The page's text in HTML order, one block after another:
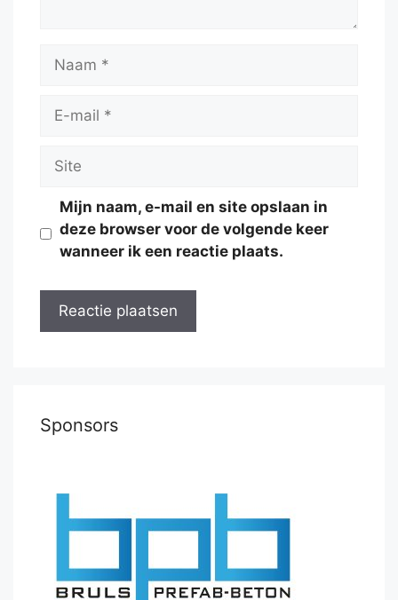
Naam
Site
Mijn naam, e-mail en site opslaan in
deze browser voor de volgende keer
wanneer ik een reactie plaats.
Sponsors